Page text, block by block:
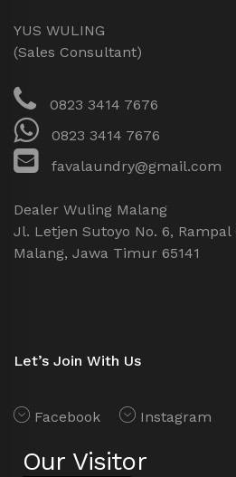
YUS WULING
(Sales Consultant)
0823 3414 7676
0823 3414 7676
favalaundry@gmail.com
Dealer Wuling Malang
Jl. Letjen Sutoyo No. 6, Rampal
Malang, Jawa Timur 65141
Let’s Join With Us
Facebook Instagram
Our Visitor